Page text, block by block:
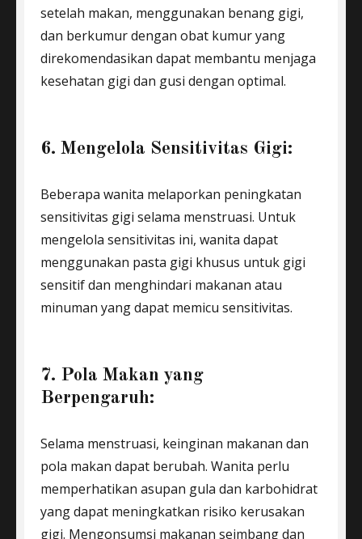
setelah makan, menggunakan benang gigi,
dan berkumur dengan obat kumur yang
direkomendasikan dapat membantu menjaga
kesehatan gigi dan gusi dengan optimal.
6. Mengelola Sensitivitas Gigi:
Beberapa wanita melaporkan peningkatan
sensitivitas gigi selama menstruasi. Untuk
mengelola sensitivitas ini, wanita dapat
menggunakan pasta gigi khusus untuk gigi
sensitif dan menghindari makanan atau
minuman yang dapat memicu sensitivitas.
7. Pola Makan yang
Berpengaruh:
Selama menstruasi, keinginan makanan dan
pola makan dapat berubah. Wanita perlu
memperhatikan asupan gula dan karbohidrat
yang dapat meningkatkan risiko kerusakan
gigi. Mengonsumsi makanan seimbang dan